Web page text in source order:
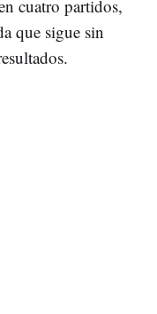
cuatro partidos,
que sigue sin